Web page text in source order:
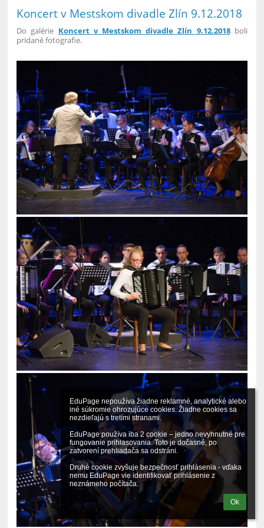
EduPage nepoužíva žiadne reklamné, analytické alebo
iné súkromie ohrozujúce cookies. Žiadne cookies sa
nezdieľajú s tretími stranami.
EduPage používa iba 2 cookie – jedno nevyhnutné pre
fungovanie prihlasovania. Toto je dočasné, po
zatvorení prehliadača sa odstráni.
Druhé cookie zvyšuje bezpečnosť prihlásenia - vďaka
nemu EduPage vie identifikovať prihlásenie z
neznámeho počítača.
Ok
Koncert v Mestskom divadle Zlín 9.12.2018
Do galérie Koncert v Mestskom divadle Zlín 9.12.2018boli
pridané fotografie.